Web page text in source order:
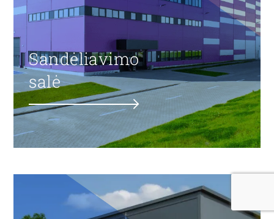
Sandėliavimo
salė